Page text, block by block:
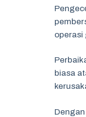
operasi
biasa